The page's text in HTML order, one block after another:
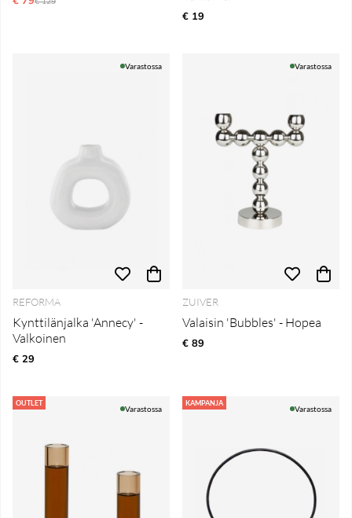
€ 19
Varastossa
REFORMA
Kynttilänjalka 'Annecy' -
Valkoinen
€ 29
Varastossa
ZUIVER
Valaisin 'Bubbles' - Hopea
€ 89
OUTLET
Varastossa
KAMPANJA
Varastossa